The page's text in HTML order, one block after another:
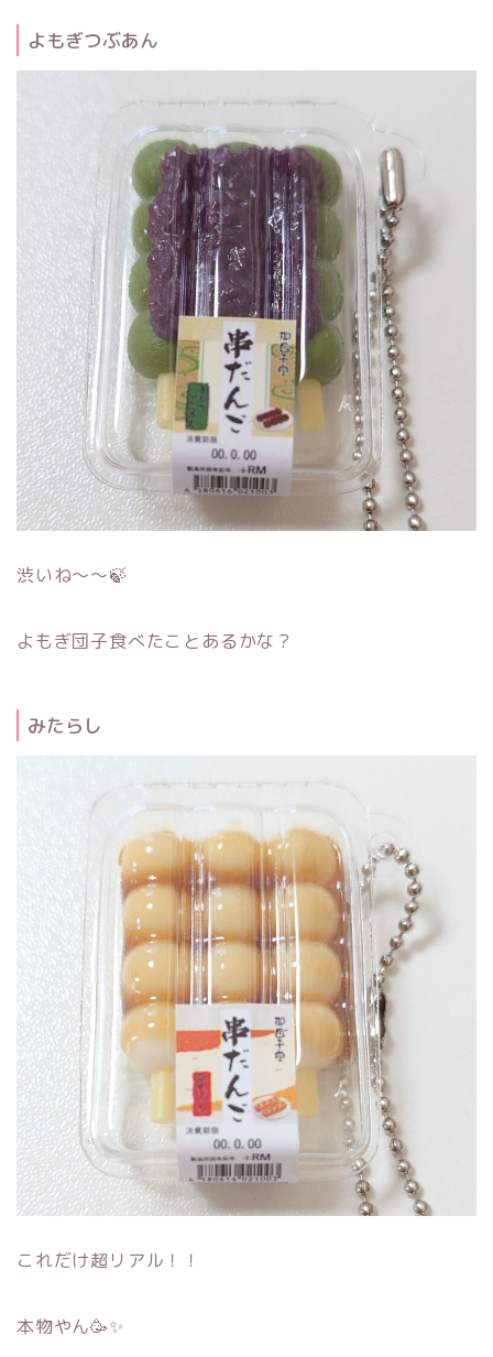
よもぎつぶあん
渋いね～～🍃
よもぎ団子食べたことあるかな？
みたらし
これだけ超リアル！！
本物やん🥳✨